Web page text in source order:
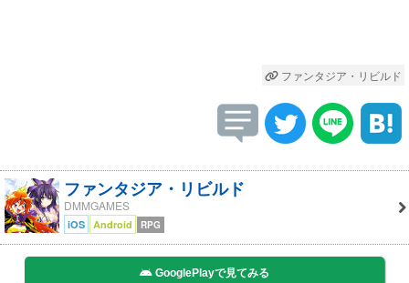
ファンタジア・リビルド
ファンタジア・リビルド
DMMGAMES
iOS Android RPG
GooglePlayで見てみる